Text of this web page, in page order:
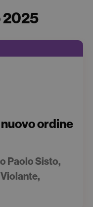
2025
ordine
Paolo Sisto,